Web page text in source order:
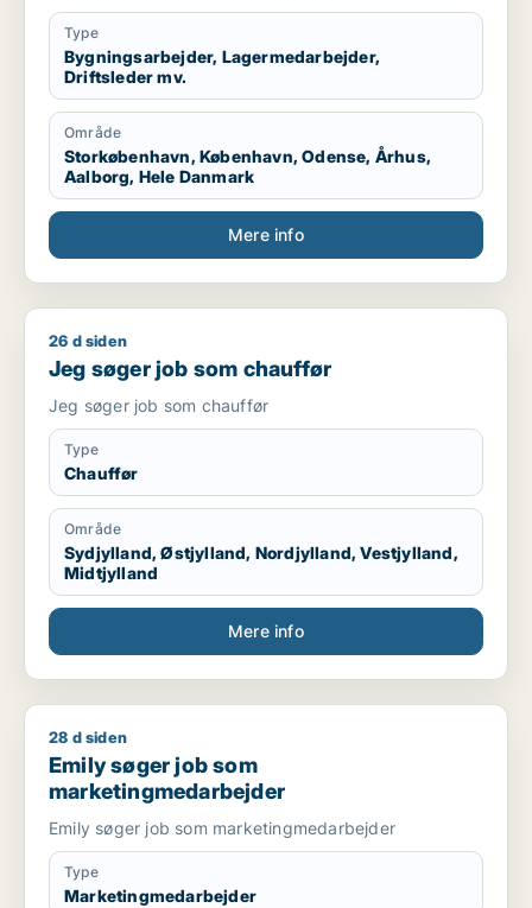
Type
Bygningsarbejder, Lagermedarbejder,
Driftsleder mv.
Område
Storkøbenhavn, København, Odense, Århus,
Aalborg, Hele Danmark
Mere info
Jeg søger job som chauffør
26 d siden
Jeg søger job som chauffør
Jeg søger job som chauffør
Type
Chauffør
Område
Sydjylland, Østjylland, Nordjylland, Vestjylland,
Midtjylland
Mere info
Emily søger job som marketingmedarbejder
28 d siden
Emily søger job som
marketingmedarbejder
Emily søger job som marketingmedarbejder
Type
Marketingmedarbejder